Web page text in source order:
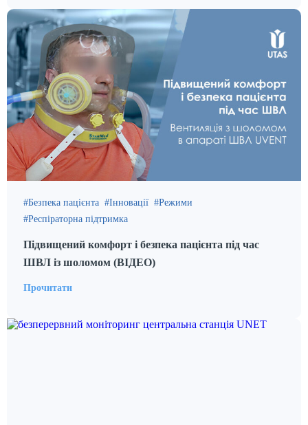
Безпека пацієнта Інновації
Режими
Респіраторна підтримка
Підвищений комфорт і безпека пацієнта під час
ШВЛ із шоломом (ВІДЕО)
Прочитати